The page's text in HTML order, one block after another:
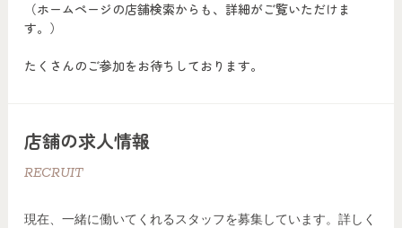
（ホームページの店舗検索からも、詳細がご覧いただけま
す。）
たくさんのご参加をお待ちしております。
店舗の求人情報
RECRUIT
現在、一緒に働いてくれるスタッフを募集しています。詳しく